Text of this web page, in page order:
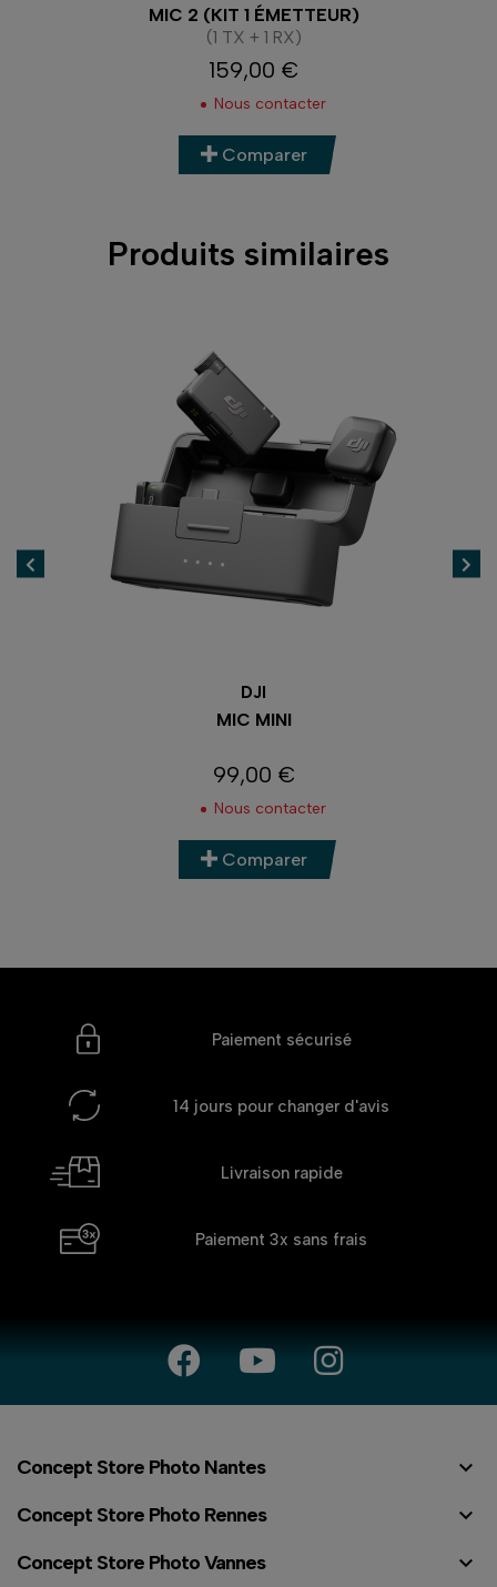
MIC 2 (KIT 1 ÉMETTEUR)
(1 TX + 1 RX)
Prix
159,00 €
Nous contacter
Comparer
Produits similaires
DJI
MIC MINI
Prix
99,00 €
Nous contacter
Comparer
Paiement sécurisé
14 jours pour changer d'avis
Livraison rapide
Paiement 3x sans frais
Concept Store Photo Nantes 
Concept Store Photo Rennes 
Concept Store Photo Vannes 